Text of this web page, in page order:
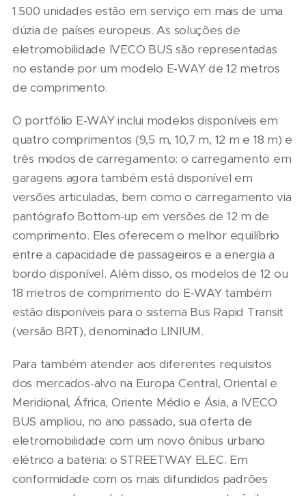
1.500 unidades estão em serviço em mais de uma
dúzia de países europeus. As soluções de
eletromobilidade IVECO BUS são representadas
no estande por um modelo E-WAY de 12 metros
de comprimento.
O portfólio E-WAY inclui modelos disponíveis em
quatro comprimentos (9,5 m, 10,7 m, 12 m e 18 m) e
três modos de carregamento: o carregamento em
garagens agora também está disponível em
versões articuladas, bem como o carregamento via
pantógrafo Bottom-up em versões de 12 m de
comprimento. Eles oferecem o melhor equilíbrio
entre a capacidade de passageiros e a energia a
bordo disponível. Além disso, os modelos de 12 ou
18 metros de comprimento do E-WAY também
estão disponíveis para o sistema Bus Rapid Transit
(versão BRT), denominado LINIUM.
Para também atender aos diferentes requisitos
dos mercados-alvo na Europa Central, Oriental e
Meridional, África, Oriente Médio e Ásia, a IVECO
BUS ampliou, no ano passado, sua oferta de
eletromobilidade com um novo ônibus urbano
elétrico a bateria: o STREETWAY ELEC. Em
conformidade com os mais difundidos padrões